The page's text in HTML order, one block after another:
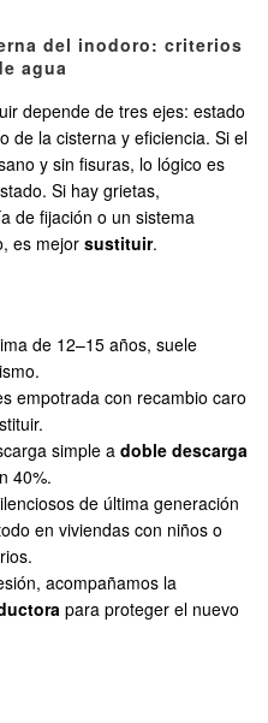
del inodoro: criterios
agua
depende de tres ejes: estado
de la cisterna y eficiencia. Si el
y sin fisuras, lo lógico es
Si hay grietas,
de fijación o un sistema
es mejor sustituir.
de 12–15 años, suele
empotrada con recambio caro
simple adoble descarga
40%.
de última generación
en viviendas con niños o
acompañamos la
para proteger el nuevo